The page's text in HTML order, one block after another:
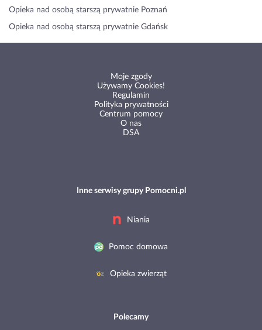
Opieka nad osobą starszą prywatnie Poznań
Opieka nad osobą starszą prywatnie Gdańsk
Moje zgody
Używamy Cookies!
Regulamin
Polityka prywatności
Centrum pomocy
O nas
DSA
Inne serwisy grupy Pomocni.pl
Niania
Pomoc domowa
Opieka zwierząt
Polecamy